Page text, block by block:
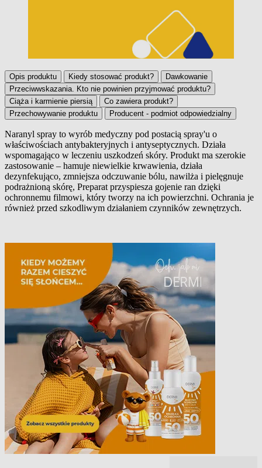
Opis produktu Kiedy stosować produkt?
Dawkowanie
Przeciwwskazania. Kto nie powinien przyjmować produktu?
Ciąża i karmienie piersią
Co zawiera produkt?
Przechowywanie produktu
Producent - podmiot odpowiedzialny
Opis produktu
Naranyl spray to wyrób medyczny pod postacią spray'u o
właściwościach antybakteryjnych i antyseptycznych. Działa
wspomagająco w leczeniu uszkodzeń skóry. Produkt ma szerokie
zastosowanie – hamuje niewielkie krwawienia, działa
dezynfekująco, zmniejsza odczuwanie bólu, nawilża i pielęgnuje
podrażnioną skórę, Preparat przyspiesza gojenie ran dzięki
ochronnemu filmowi, który tworzy na ich powierzchni. Ochrania je
również przed szkodliwym działaniem czynników zewnętrzych.